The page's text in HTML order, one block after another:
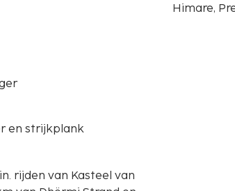
en strijkplank
rijden van Kasteel van
Himare,